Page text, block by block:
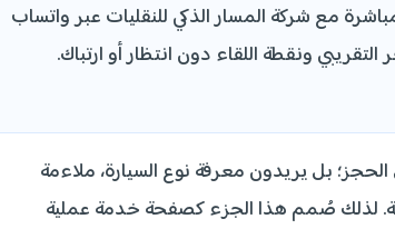
مع شركة المسار الذكي للنقليات عبر واتساب
ونقطة اللقاء دون انتظار أو ارتباك.
بل يريدون معرفة نوع السيارة، ملاءمة
لذلك صُمم هذا الجزء كصفحة خدمة عملية